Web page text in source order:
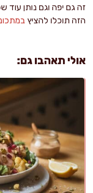
זה גם יפה וגם נותן עוד
הזה תוכלו להציץ
אולי תאהבו גם: